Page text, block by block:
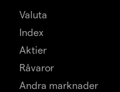
Valuta
Index
Aktier
Råvaror
Andra marknader